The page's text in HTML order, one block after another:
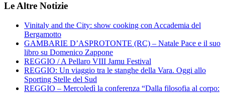
Le Altre Notizie
Vinitaly and the City: show cooking con Accademia del
Bergamotto
GAMBARIE D’ASPROTONTE (RC) – Natale Pace e il suo
libro su Domenico Zappone
REGGIO / A Pellaro VIII Jamu Festival
REGGIO: Un viaggio tra le stanghe della Vara. Oggi allo
Sporting Stelle del Sud
REGGIO – Mercoledì la conferenza “Dalla filosofia al corpo: